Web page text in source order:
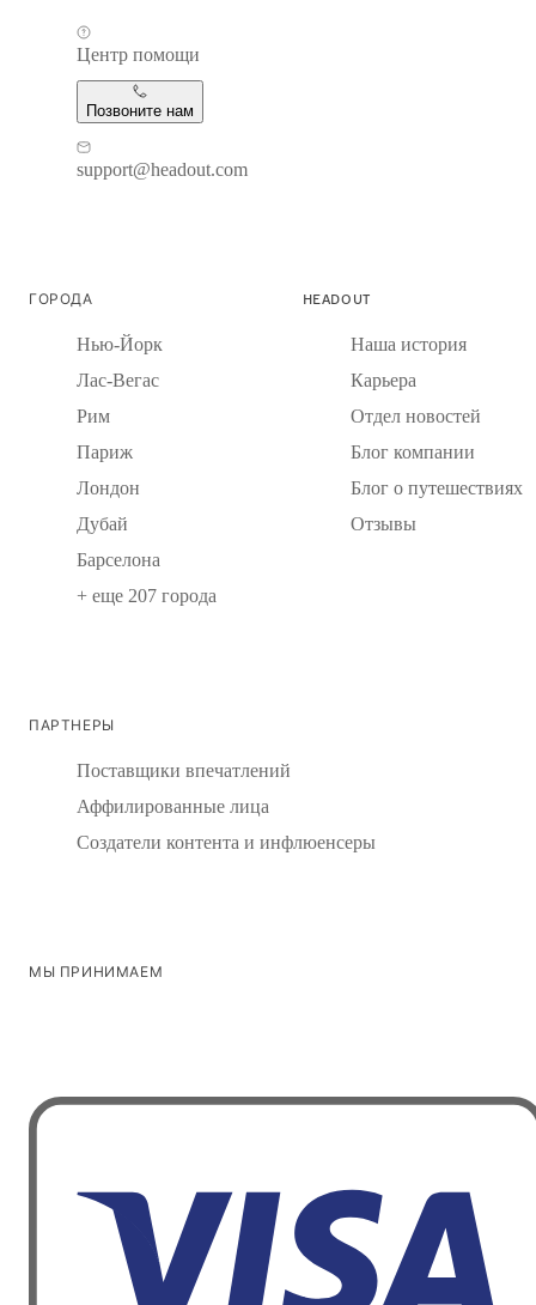
Центр помощи
Позвоните нам
support@headout.com
ГОРОДА
Нью-Йорк
Лас-Вегас
Рим
Париж
Лондон
Дубай
Барселона
+ еще 207 города
HEADOUT
Наша история
Карьера
Отдел новостей
Блог компании
Блог о путешествиях
Отзывы
ПАРТНЕРЫ
Поставщики впечатлений
Аффилированные лица
Создатели контента и инфлюенсеры
МЫ ПРИНИМАЕМ